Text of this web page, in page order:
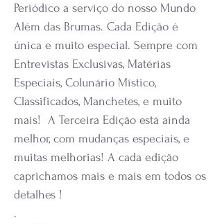
Periódico a serviço do nosso Mundo
Além das Brumas. Cada Edição é
única e muito especial. Sempre com
Entrevistas Exclusivas, Matérias
Especiais, Colunário Místico,
Classificados, Manchetes, e muito
mais! A Terceira Edição está ainda
melhor, com mudanças especiais, e
muitas melhorias! A cada edição
caprichamos mais e mais em todos os
detalhes !
.